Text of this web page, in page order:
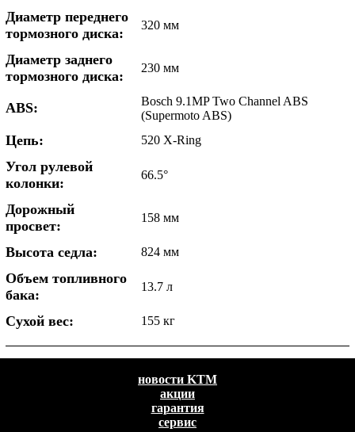
Диаметр переднего
тормозного диска:
320 мм
Диаметр заднего
тормозного диска:
230 мм
ABS:
Bosch 9.1MP Two Channel ABS
(Supermoto ABS)
Цепь: 520 X-Ring
Угол рулевой
колонки:
66.5°
Дорожный
просвет:
158 мм
Высота седла: 824 мм
Объем топливного
бака:
13.7 л
Сухой вес: 155 кг
новости KTM
акции
гарантия
сервис